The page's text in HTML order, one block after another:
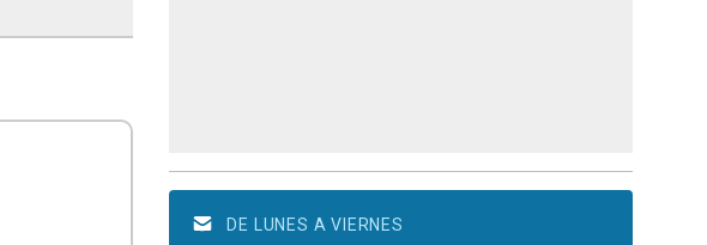
DE LUNES A VIERNES